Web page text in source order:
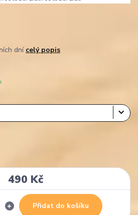
dní celý popis
490 Kč
Přidat do košíku